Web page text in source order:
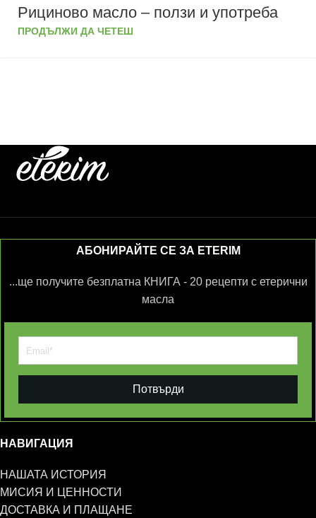
Рициново масло – ползи и употреба
ПРОДЪЛЖИ ДА ЧЕТЕШ
АБОНИРАЙТЕ СЕ ЗА ETERIM
...ще получите безплатна КНИГА - 20 рецепти с етерични
масла
Потвърди
НАВИГАЦИЯ
НАШАТА ИСТОРИЯ
МИСИЯ И ЦЕННОСТИ
ДОСТАВКА И ПЛАЩАНЕ